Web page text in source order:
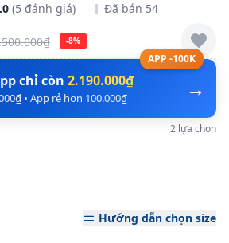
(5 đánh giá) Đã bán 54
-8%
APP -100K
→
chỉ còn 2.190.000₫
• App rẻ hơn 100.000₫
2 lựa chọn
Hướng dẫn chọn size